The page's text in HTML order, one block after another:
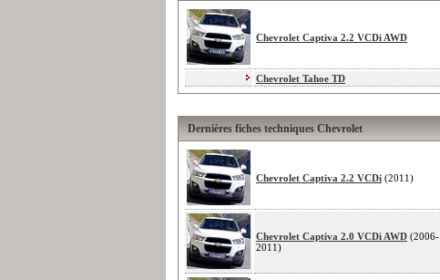
Chevrolet Captiva 2.2 VCDi AWD
Chevrolet Tahoe TD
Dernières fiches techniques Chevrolet
Chevrolet Captiva 2.2 VCDi (2011)
Chevrolet Captiva 2.0 VCDi AWD (2006-
2011)